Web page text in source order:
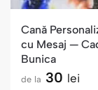
Cană
cu Mesaj —
Bunica
de la 30 lei